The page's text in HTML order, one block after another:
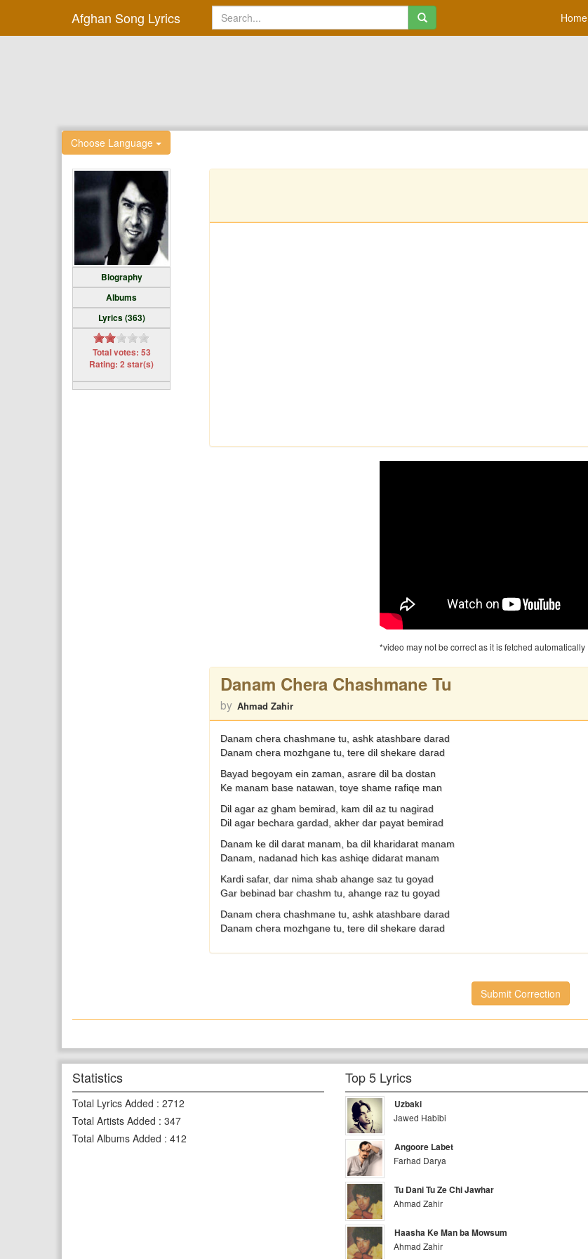
Afghan Song Lyrics Home
Choose Language
Biography
Albums
Lyrics (363)
Total votes: 53
Rating: 2 star(s)
*video may not be correct as it is fetched automatically
Danam Chera Chashmane Tu
by Ahmad Zahir
Danam chera chashmane tu, ashk atashbare darad
Danam chera mozhgane tu, tere dil shekare darad
Bayad begoyam ein zaman, asrare dil ba dostan
Ke manam base natawan, toye shame rafiqe man
Dil agar az gham bemirad, kam dil az tu nagirad
Dil agar bechara gardad, akher dar payat bemirad
Danam ke dil darat manam, ba dil kharidarat manam
Danam, nadanad hich kas ashiqe didarat manam
Kardi safar, dar nima shab ahange saz tu goyad
Gar bebinad bar chashm tu, ahange raz tu goyad
Danam chera chashmane tu, ashk atashbare darad
Danam chera mozhgane tu, tere dil shekare darad
Submit Correction
Statistics
Total Lyrics Added : 2712
Total Artists Added : 347
Total Albums Added : 412
Top 5 Lyrics
Uzbaki
Jawed Habibi
Angoore Labet
Farhad Darya
Tu Dani Tu Ze Chi Jawhar
Ahmad Zahir
Haasha Ke Man ba Mowsum
Ahmad Zahir